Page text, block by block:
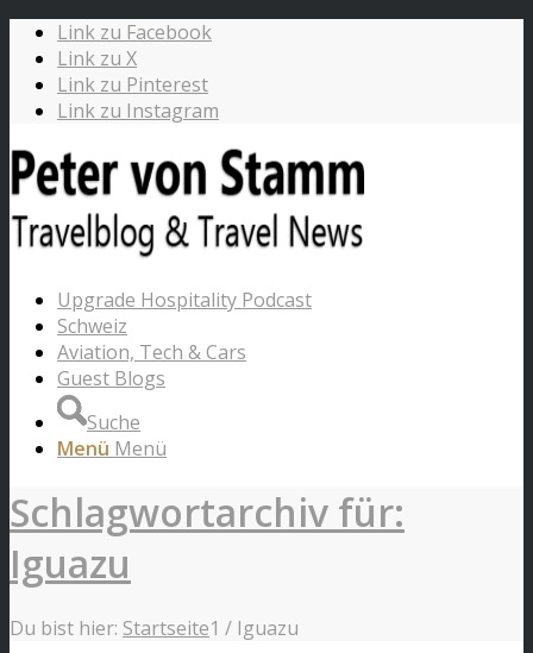
Link zu Facebook
Link zu X
Link zu Pinterest
Link zu Instagram
Upgrade Hospitality Podcast
Schweiz
Aviation, Tech & Cars
Guest Blogs
Suche
Menü Menü
Schlagwortarchiv für:
Iguazu
Du bist hier: Startseite1 / Iguazu